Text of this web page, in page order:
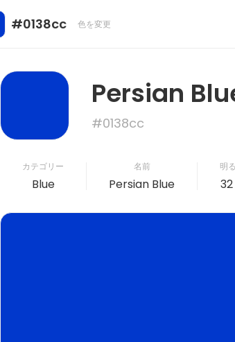
#0138cc 色を変更
Persian
#0138cc
カテゴリー
Blue
名前
Persian Blue
明
32